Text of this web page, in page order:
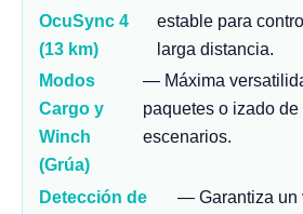
OcuSync 4
(13 km)
estable para
larga distancia.
Modos
Cargo y
Winch
(Grúa)
— Máxima
paquetes o izado
escenarios.
Detección de
— Garantiza un